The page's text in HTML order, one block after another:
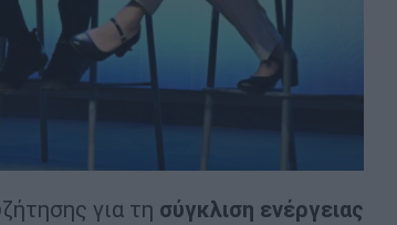
για τη σύγκλιση ενέργειας